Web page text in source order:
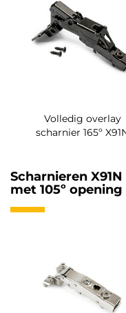
Volledig overlay
scharnier 165º
Scharnieren
met 105º opening